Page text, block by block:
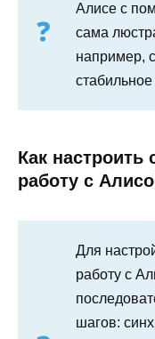
Алисе с
сама
например,
Как
работу с
Для
работу с
шагов: